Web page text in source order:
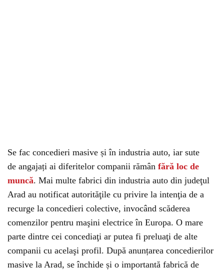
Se fac concedieri masive și în industria auto, iar sute
de angajați ai diferitelor companii rămân fără loc de
muncă. Mai multe fabrici din industria auto din judeţul
Arad au notificat autorităţile cu privire la intenţia de a
recurge la concedieri colective, invocând scăderea
comenzilor pentru maşini electrice în Europa. O mare
parte dintre cei concediaţi ar putea fi preluaţi de alte
companii cu acelaşi profil. După anunțarea concedierilor
masive la Arad, se închide și o importantă fabrică de